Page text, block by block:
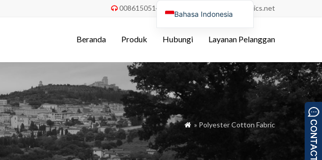
 008615051486055 order@china-fabrics.net
Beranda Produk Hubungi Layanan Pelanggan
 » Polyester Cotton Fabric
Bahasa Indonesia
Deutsch
Français
Italiano
Español
Русский